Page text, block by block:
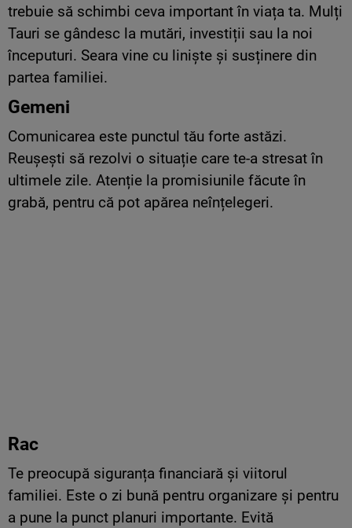
trebuie să schimbi ceva important în viața ta. Mulți
Tauri se gândesc la mutări, investiții sau la noi
începuturi. Seara vine cu liniște și susținere din
partea familiei.
Gemeni
Comunicarea este punctul tău forte astăzi.
Reușești să rezolvi o situație care te-a stresat în
ultimele zile. Atenție la promisiunile făcute în
grabă, pentru că pot apărea neînțelegeri.
Rac
Te preocupă siguranța financiară și viitorul
familiei. Este o zi bună pentru organizare și pentru
a pune la punct planuri importante. Evită